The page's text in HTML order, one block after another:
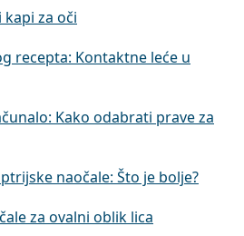
za oči
recepta: Kontaktne leće u
Kako odabrati prave za
naočale: Što je bolje?
za ovalni oblik lica